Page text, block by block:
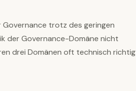
Governance trotz des geringen
der Governance-Domäne nicht
drei Domänen oft technisch richtig